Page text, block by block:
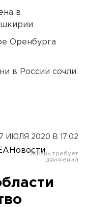
в
Оренбурга
в России сочли
7 ИЮЛЯ 2020 В 17:02